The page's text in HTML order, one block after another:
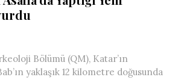
Bölümü (QM), Katar’ın
yaklaşık 12 kilometre doğusunda